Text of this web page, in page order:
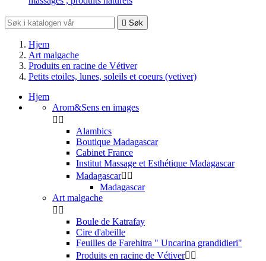
 Søk
Hjem
Art malgache
Produits en racine de Vétiver
Petits etoiles, lunes, soleils et coeurs (vetiver)
Hjem
Arom&Sens en images
 
Alambics
Boutique Madagascar
Cabinet France
Institut Massage et Esthétique Madagascar
Madagascar 
Madagascar
Art malgache
 
Boule de Katrafay
Cire d'abeille
Feuilles de Farehitra " Uncarina grandidieri"
Produits en racine de Vétiver 